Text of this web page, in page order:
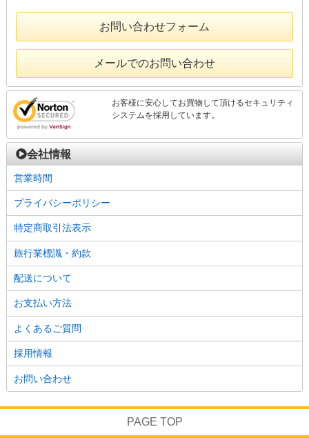
お問い合わせフォーム
メールでのお問い合わせ
お客様に安心してお買物して頂けるセキュリティ
システムを採用しています。
会社情報
営業時間
プライバシーポリシー
特定商取引法表示
旅行業標識・約款
配送について
お支払い方法
よくあるご質問
採用情報
お問い合わせ
PAGE TOP